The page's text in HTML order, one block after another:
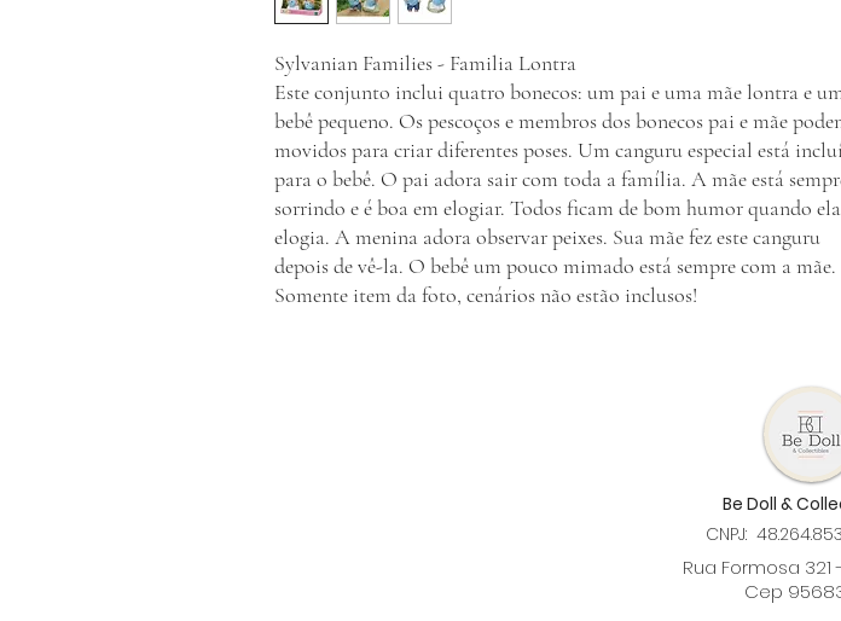
Sylvanian Families - Familia Lontra
Este conjunto inclui quatro bonecos: um pai e uma mãe lontra e
bebê pequeno. Os pescoços e membros dos bonecos pai e mãe
movidos para criar diferentes poses. Um canguru especial está
para o bebê. O pai adora sair com toda a família. A mãe está
sorrindo e é boa em elogiar. Todos ficam de bom humor quando
elogia. A menina adora observar peixes. Sua mãe fez este canguru
depois de vê-la. O bebê um pouco mimado está sempre com a mãe.
Somente item da foto, cenários não estão inclusos!
Be Doll &
CNPJ:
Rua Formosa 321
Cep